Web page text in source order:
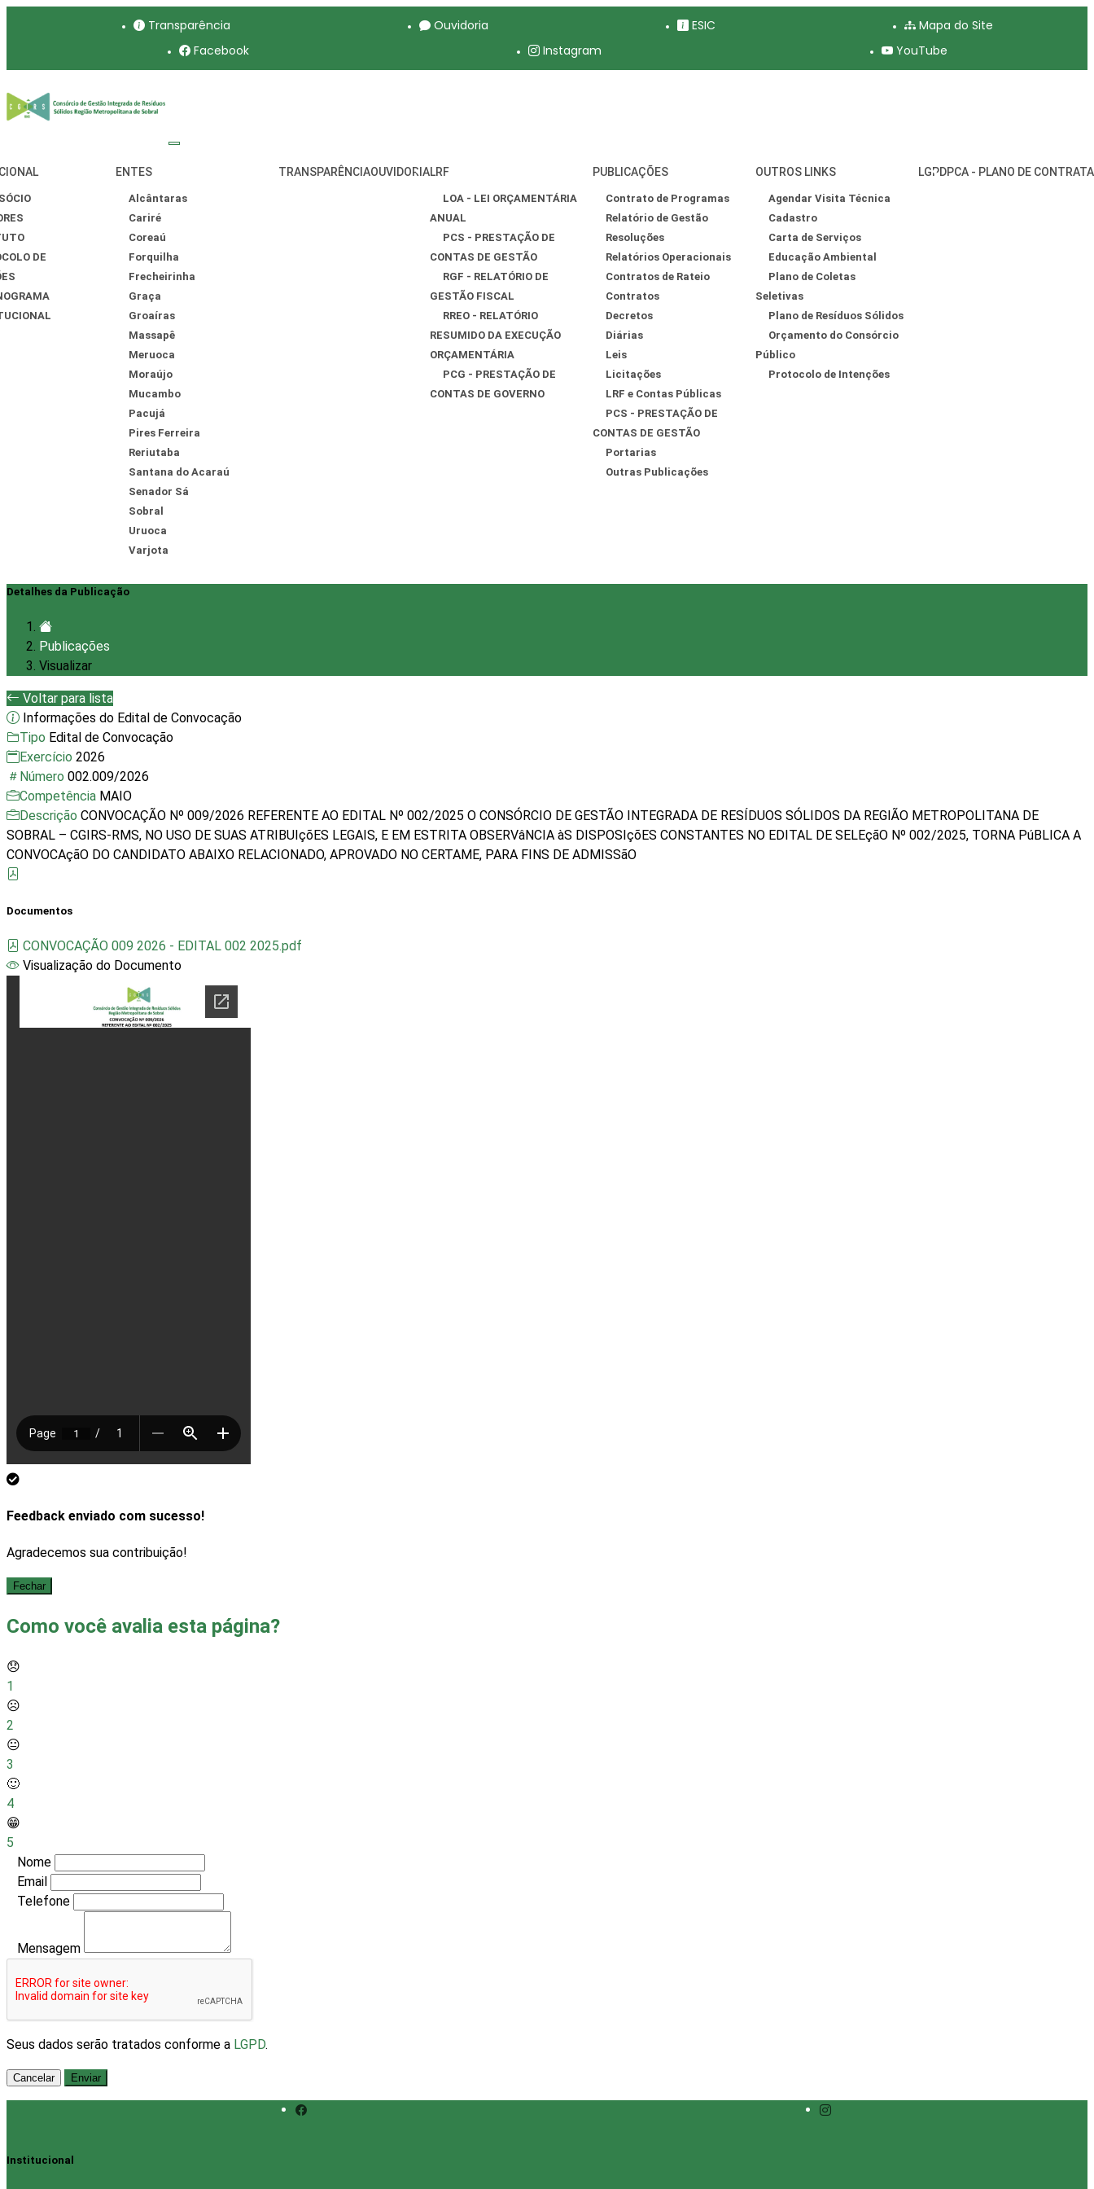
Transparência Ouvidoria ESIC
Mapa do Site
Facebook
Instagram YouTube
DE
ENTES
Alcântaras
Cariré
Coreaú
Forquilha
Frecheirinha
Graça
Groaíras
Massapê
Meruoca
Moraújo
Mucambo
Pacujá
Pires Ferreira
Reriutaba
Santana do Acaraú
Senador Sá
Sobral
Uruoca
Varjota
TRANSPARÊNCIAOUVIDORIALRF
LOA - LEI ORÇAMENTÁRIA
ANUAL
PCS - PRESTAÇÃO DE
CONTAS DE GESTÃO
RGF - RELATÓRIO DE
GESTÃO FISCAL
RREO - RELATÓRIO
RESUMIDO DA EXECUÇÃO
ORÇAMENTÁRIA
PCG - PRESTAÇÃO DE
CONTAS DE GOVERNO
PUBLICAÇÕES
Contrato de Programas
Relatório de Gestão
Resoluções
Relatórios Operacionais
Contratos de Rateio
Contratos
Decretos
Diárias
Leis
Licitações
LRF e Contas Públicas
PCS - PRESTAÇÃO DE
CONTAS DE GESTÃO
Portarias
Outras Publicações
OUTROS LINKS
Agendar Visita Técnica
Cadastro
Carta de Serviços
Educação Ambiental
Plano de Coletas
Seletivas
Plano de Resíduos Sólidos
Orçamento do Consórcio
Público
Protocolo de Intenções
LGPDPCA - PLANO DE
Detalhes da Publicação
Publicações
Visualizar
Voltar para lista
Informações do Edital de Convocação
Tipo Edital de Convocação
Exercício 2026
Número 002.009/2026
Competência MAIO
Descrição CONVOCAÇÃO Nº 009/2026 REFERENTE AO EDITAL Nº 002/2025 O CONSÓRCIO DE GESTÃO INTEGRADA DE RESÍDUOS SÓLIDOS DA REGIÃO METROPOLITANA DE
SOBRAL – CGIRS-RMS, NO USO DE SUAS ATRIBUIçõES LEGAIS, E EM ESTRITA OBSERVâNCIA àS DISPOSIçõES CONSTANTES NO EDITAL DE SELEçãO Nº 002/2025, TORNA PúBLICA A
CONVOCAçãO DO CANDIDATO ABAIXO RELACIONADO, APROVADO NO CERTAME, PARA FINS DE ADMISSãO
Documentos
CONVOCAÇÃO 009 2026 - EDITAL 002 2025.pdf
Visualização do Documento
Feedback enviado com sucesso!
Agradecemos sua contribuição!
Fechar
Como você avalia esta página?
😞
1
☹️
2
😐
3
🙂
4
😁
5
Nome
Email
Telefone
Mensagem
Seus dados serão tratados conforme a LGPD.
Cancelar Enviar
Institucional